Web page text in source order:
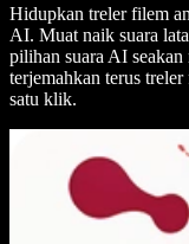
Hidupkan treler filem
AI. Muat naik suara
pilihan suara AI seakan
terjemahkan terus
satu klik.